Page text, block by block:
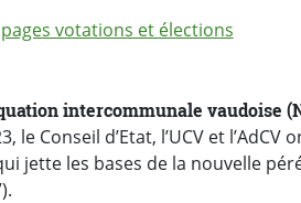
votations et élections
intercommunale vaudoise
le Conseil d’Etat, l’UCV et
jette les bases de la nouvelle